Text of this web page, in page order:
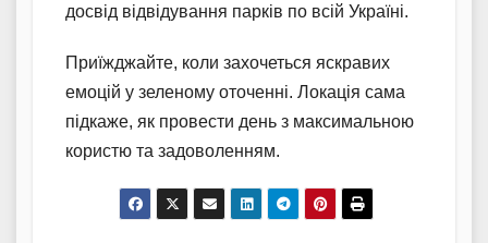
досвід відвідування парків по всій Україні.
Приїжджайте, коли захочеться яскравих
емоцій у зеленому оточенні. Локація сама
підкаже, як провести день з максимальною
користю та задоволенням.